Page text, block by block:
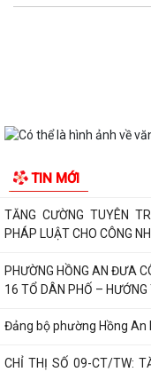
TIN MỚI
QUAN ĐIỂM CỐT LÕI
HĐND thành phố khóa XVII,
PHƯỜNG HỒNG AN RA
TAY XÂY DỰNG ĐÔ THỊ
Quyết định về việc công
Quyết định về việc Ban
thị số 17 về bảo đảm trật